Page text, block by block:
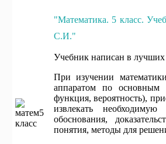
"Математика. 5 класс.
С.И."
Учебник написан в лучших
При изучении
аппаратом по основным
функция, вероятность),
извлекать
обоснования,
понятия, методы для